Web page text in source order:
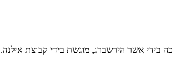
בידי אשר הירשברג, מוגשת בידי קבוצת אילנה.